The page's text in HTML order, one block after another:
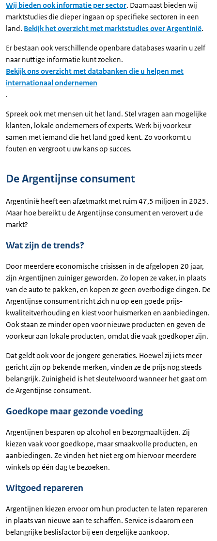
Wij bieden ook informatie per sector. Daarnaast bieden wij
marktstudies die dieper ingaan op specifieke sectoren in een
land. Bekijk het overzicht met marktstudies over Argentinië.
Er bestaan ook verschillende openbare databases waarin u zelf
naar nuttige informatie kunt zoeken.
Bekijk ons overzicht met databanken die u helpen met
internationaal ondernemen
.
Spreek ook met mensen uit het land. Stel vragen aan mogelijke
klanten, lokale ondernemers of experts. Werk bij voorkeur
samen met iemand die het land goed kent. Zo voorkomt u
fouten en vergroot u uw kans op succes.
De Argentijnse consument
Argentinië heeft een afzetmarkt met ruim 47,5 miljoen in 2025.
Maar hoe bereikt u de Argentijnse consument en verovert u de
markt?
Wat zijn de trends?
Door meerdere economische crisissen in de afgelopen 20 jaar,
zijn Argentijnen zuiniger geworden. Zo lopen ze vaker, in plaats
van de auto te pakken, en kopen ze geen overbodige dingen. De
Argentijnse consument richt zich nu op een goede prijs-
kwaliteitverhouding en kiest voor huismerken en aanbiedingen.
Ook staan ze minder open voor nieuwe producten en geven de
voorkeur aan lokale producten, omdat die vaak goedkoper zijn.
Dat geldt ook voor de jongere generaties. Hoewel zij iets meer
gericht zijn op bekende merken, vinden ze de prijs nog steeds
belangrijk. Zuinigheid is het sleutelwoord wanneer het gaat om
de Argentijnse consument.
Goedkope maar gezonde voeding
Argentijnen besparen op alcohol en bezorgmaaltijden. Zij
kiezen vaak voor goedkope, maar smaakvolle producten, en
aanbiedingen. Ze vinden het niet erg om hiervoor meerdere
winkels op één dag te bezoeken.
Witgoed repareren
Argentijnen kiezen ervoor om hun producten te laten repareren
in plaats van nieuwe aan te schaffen. Service is daarom een
belangrijke beslisfactor bij een dergelijke aankoop.